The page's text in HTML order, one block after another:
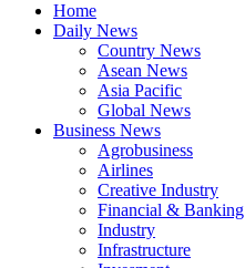
Home
Daily News
Country News
Asean News
Asia Pacific
Global News
Business News
Agrobusiness
Airlines
Creative Industry
Financial & Banking
Industry
Infrastructure